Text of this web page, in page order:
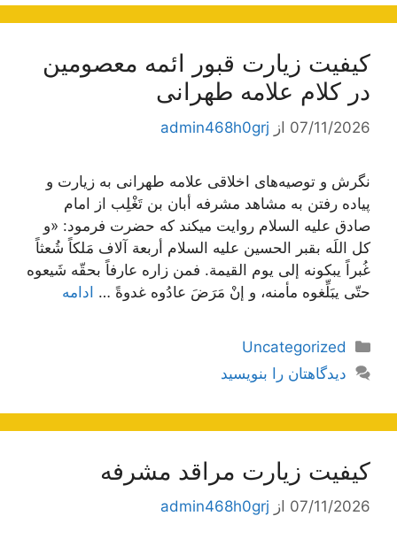
کیفیت زیارت قبور ائمه معصومین
در کلام علامه طهرانی
07/11/2026 از admin468h0grj
نگرش و توصیه‌های اخلاقی علامه طهرانی به زیارت و
پیاده رفتن به مشاهد مشرفه أبان بن تَغْلِب از امام
صادق علیه السلام روایت میکند که حضرت فرمود: «و
کل اللَه بقبر الحسین علیه السلام أربعة آلاف مَلکاً شُعثاً
غُبراً یبکونه إلى یوم القیمة. فمن زاره عارفاً بحقّه شَیعوه
حتّى یبَلِّغوه مأمنه، و إنْ مَرَضَ عادُوه غدوةً … ادامه
دسته‌ها
Uncategorized
دیدگاهتان را بنویسید
کیفیت زیارت مراقد مشرفه
07/11/2026 از admin468h0grj